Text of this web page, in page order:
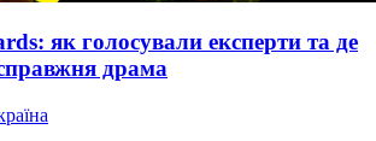
як голосували експерти та де
драма